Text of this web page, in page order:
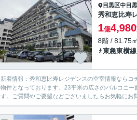
目黒区中目黒
秀和恵比寿
1億4,980
8階 / 81.75
東急東横線
新着情報：秀和恵比寿レジデンスの空室情報なら
物件となっております。23平米の広さのバルコニ
す。ご質問やご要望などございましたらお気軽にお